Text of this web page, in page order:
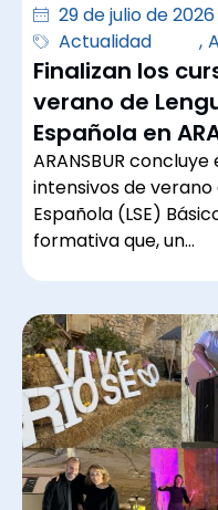
29 de julio de 2026
Actualidad
,
Finalizan los
verano de
Española en
ARANSBUR
intensivos de verano
Española (LSE)
formativa que, un…